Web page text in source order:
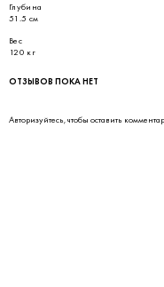
Глубина
51.5 см
Вес
120 кг
ОТЗЫВОВ ПОКА НЕТ
Авторизуйтесь, чтобы оставить